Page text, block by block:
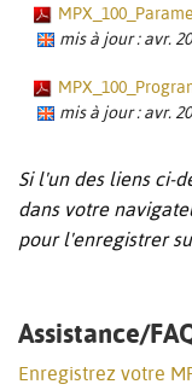
mis à jour : avr.
mis à jour : avr.
Si l'un des liens ci-
dans votre
pour l'enregistrer
Assistance/
Enregistrez votre